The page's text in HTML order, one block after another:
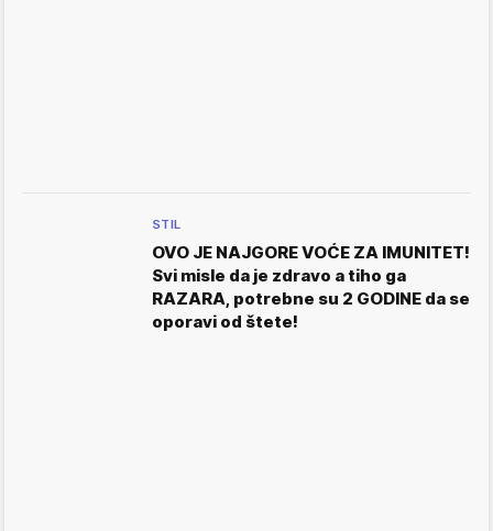
STIL
OVO JE NAJGORE VOĆE ZA IMUNITET!
Svi misle da je zdravo a tiho ga
RAZARA, potrebne su 2 GODINE da se
oporavi od štete!